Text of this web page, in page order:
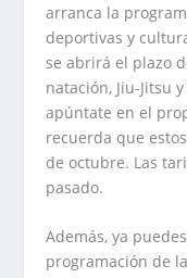
arranca la
deportivas y
se abrirá el plazo
natación, Jiu-Jitsu
apúntate en el
recuerda que
de octubre. Las
pasado.
Además, ya
programación de